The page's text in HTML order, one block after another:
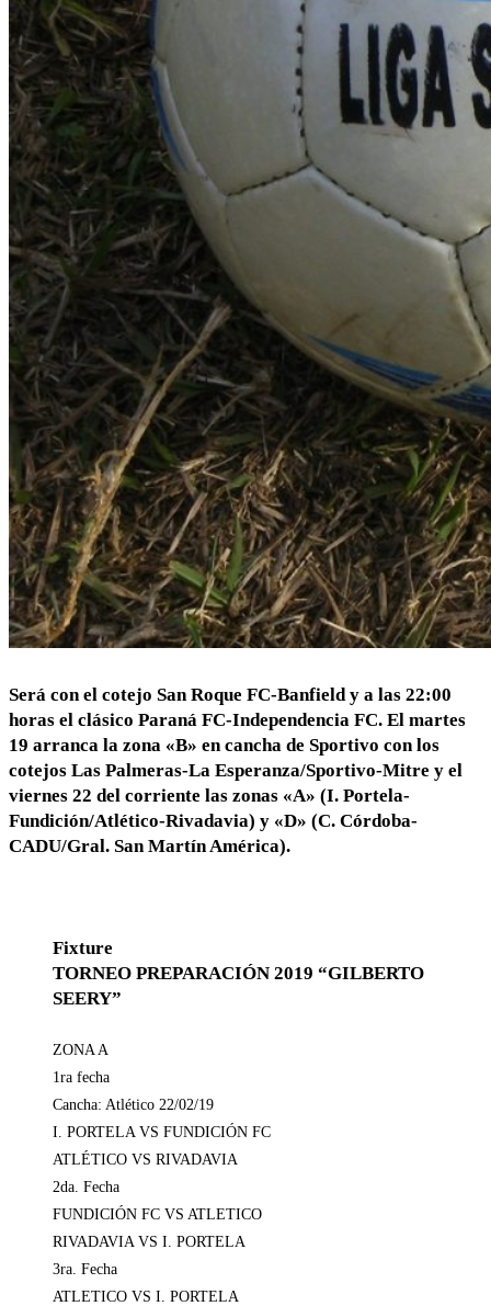
Será con el cotejo San Roque FC-Banfield y a las 22:00
horas el clásico Paraná FC-Independencia FC. El martes
19 arranca la zona «B» en cancha de Sportivo con los
cotejos Las Palmeras-La Esperanza/Sportivo-Mitre y el
viernes 22 del corriente las zonas «A» (I. Portela-
Fundición/Atlético-Rivadavia) y «D» (C. Córdoba-
CADU/Gral. San Martín América).
Fixture
TORNEO PREPARACIÓN 2019 “GILBERTO
SEERY”
ZONA A
1ra fecha
Cancha: Atlético 22/02/19
I. PORTELA VS FUNDICIÓN FC
ATLÉTICO VS RIVADAVIA
2da. Fecha
FUNDICIÓN FC VS ATLETICO
RIVADAVIA VS I. PORTELA
3ra. Fecha
ATLETICO VS I. PORTELA